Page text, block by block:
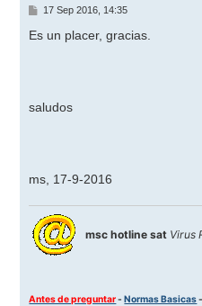
M
n
17 Sep 2016, 14:35
Es un placer, gracias.
saludos
ms, 17-9-2016
msc hotline sat Virus
Antes de preguntar-Normas Basicas